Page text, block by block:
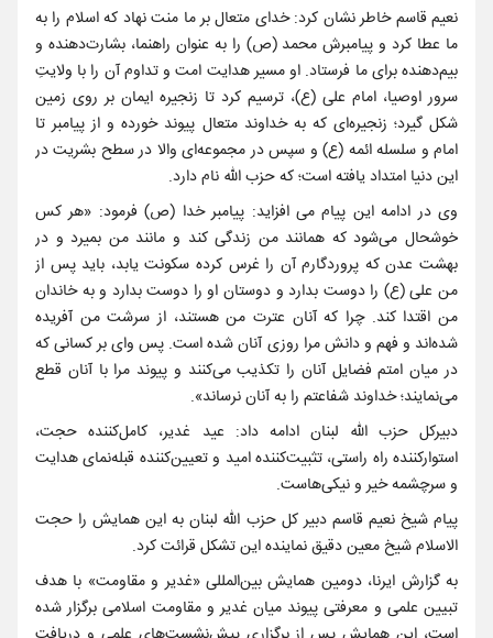
نعیم قاسم خاطر نشان کرد: خدای متعال بر ما منت نهاد که اسلام را به
ما عطا کرد و پیامبرش محمد (ص) را به عنوان راهنما، بشارت‌دهنده و
بیم‌دهنده برای ما فرستاد. او مسیر هدایت امت و تداوم آن را با ولایتِ
سرور اوصیا، امام علی (ع)، ترسیم کرد تا زنجیره ایمان بر روی زمین
شکل گیرد؛ زنجیره‌ای که به خداوند متعال پیوند خورده و از پیامبر تا
امام و سلسله ائمه (ع) و سپس در مجموعه‌ای والا در سطح بشریت در
این دنیا امتداد یافته است؛ که حزب الله نام دارد.
وی در ادامه این پیام می افزاید: پیامبر خدا (ص) فرمود: «هر کس
خوشحال می‌شود که همانند من زندگی کند و مانند من بمیرد و در
بهشت عدن که پروردگارم آن را غرس کرده سکونت یابد، باید پس از
من علی (ع) را دوست بدارد و دوستان او را دوست بدارد و به خاندان
من اقتدا کند. چرا که آنان عترت من هستند، از سرشت من آفریده
شده‌اند و فهم و دانش مرا روزی آنان شده است. پس وای بر کسانی که
در میان امتم فضایل آنان را تکذیب می‌کنند و پیوند مرا با آنان قطع
می‌نمایند؛ خداوند شفاعتم را به آنان نرساند».
دبیرکل حزب الله لبنان ادامه داد: عید غدیر، کامل‌کننده حجت،
استوارکننده راه راستی، تثبیت‌کننده امید و تعیین‌کننده قبله‌نمای هدایت
و سرچشمه خیر و نیکی‌هاست.
پیام شیخ نعیم قاسم دبیر کل حزب الله لبنان به این همایش را حجت
الاسلام شیخ معین دقیق نماینده این تشکل قرائت کرد.
به گزارش ایرنا، دومین همایش بین‌المللی «غدیر و مقاومت» با هدف
تبیین علمی و معرفتی پیوند میان غدیر و مقاومت اسلامی برگزار شده